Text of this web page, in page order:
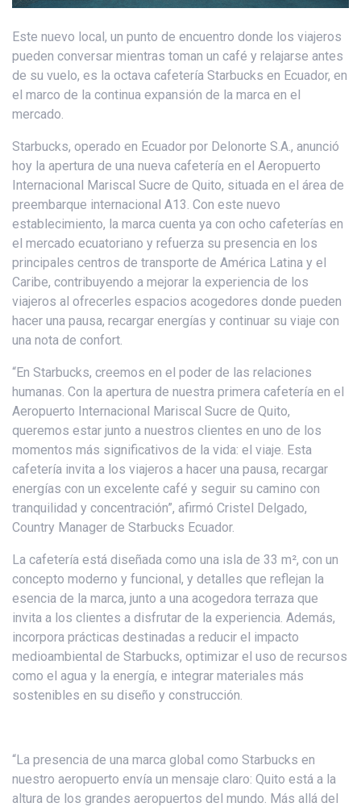
Este nuevo local, un punto de encuentro donde los viajeros
pueden conversar mientras toman un café y relajarse antes
de su vuelo, es la octava cafetería Starbucks en Ecuador, en
el marco de la continua expansión de la marca en el
mercado.
Starbucks, operado en Ecuador por Delonorte S.A., anunció
hoy la apertura de una nueva cafetería en el Aeropuerto
Internacional Mariscal Sucre de Quito, situada en el área de
preembarque internacional A13. Con este nuevo
establecimiento, la marca cuenta ya con ocho cafeterías en
el mercado ecuatoriano y refuerza su presencia en los
principales centros de transporte de América Latina y el
Caribe, contribuyendo a mejorar la experiencia de los
viajeros al ofrecerles espacios acogedores donde pueden
hacer una pausa, recargar energías y continuar su viaje con
una nota de confort.
“En Starbucks, creemos en el poder de las relaciones
humanas. Con la apertura de nuestra primera cafetería en el
Aeropuerto Internacional Mariscal Sucre de Quito,
queremos estar junto a nuestros clientes en uno de los
momentos más significativos de la vida: el viaje. Esta
cafetería invita a los viajeros a hacer una pausa, recargar
energías con un excelente café y seguir su camino con
tranquilidad y concentración”, afirmó Cristel Delgado,
Country Manager de Starbucks Ecuador.
La cafetería está diseñada como una isla de 33 m², con un
concepto moderno y funcional, y detalles que reflejan la
esencia de la marca, junto a una acogedora terraza que
invita a los clientes a disfrutar de la experiencia. Además,
incorpora prácticas destinadas a reducir el impacto
medioambiental de Starbucks, optimizar el uso de recursos
como el agua y la energía, e integrar materiales más
sostenibles en su diseño y construcción.
“La presencia de una marca global como Starbucks en
nuestro aeropuerto envía un mensaje claro: Quito está a la
altura de los grandes aeropuertos del mundo. Más allá del